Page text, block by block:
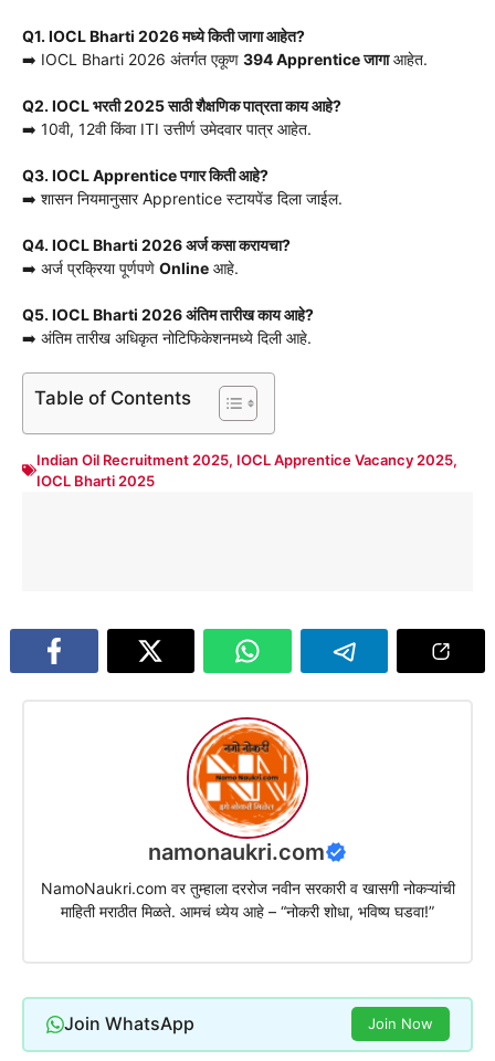
Q1. IOCL Bharti 2026 मध्ये किती जागा आहेत?
➡️ IOCL Bharti 2026 अंतर्गत एकूण 394 Apprentice जागाआहेत.
Q2. IOCL भरती 2025 साठी शैक्षणिक पात्रता काय आहे?
➡️ 10वी, 12वी किंवा ITI उत्तीर्ण उमेदवार पात्र आहेत.
Q3. IOCL Apprentice पगार किती आहे?
➡️ शासन नियमानुसार Apprentice स्टायपेंड दिला जाईल.
Q4. IOCL Bharti 2026 अर्ज कसा करायचा?
➡️ अर्ज प्रक्रिया पूर्णपणे Online आहे.
Q5. IOCL Bharti 2026 अंतिम तारीख काय आहे?
➡️ अंतिम तारीख अधिकृत नोटिफिकेशनमध्ये दिली आहे.
Table of Contents
Indian Oil Recruitment 2025, IOCL Apprentice Vacancy 2025,
IOCL Bharti 2025
namonaukri.com
NamoNaukri.com वर तुम्हाला दररोज नवीन सरकारी व खासगी नोकऱ्यांची
माहिती मराठीत मिळते. आमचं ध्येय आहे – “नोकरी शोधा, भविष्य घडवा!”
Join WhatsApp Join Now